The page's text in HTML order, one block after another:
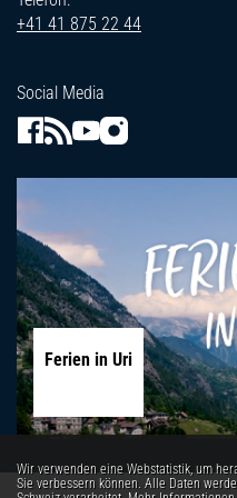
+41 41 875 22 44
Social Media
Ferien in Uri
Webstatistik
Wir verwenden eine Webstatistik, um
Sie verbessern können. Alle Daten